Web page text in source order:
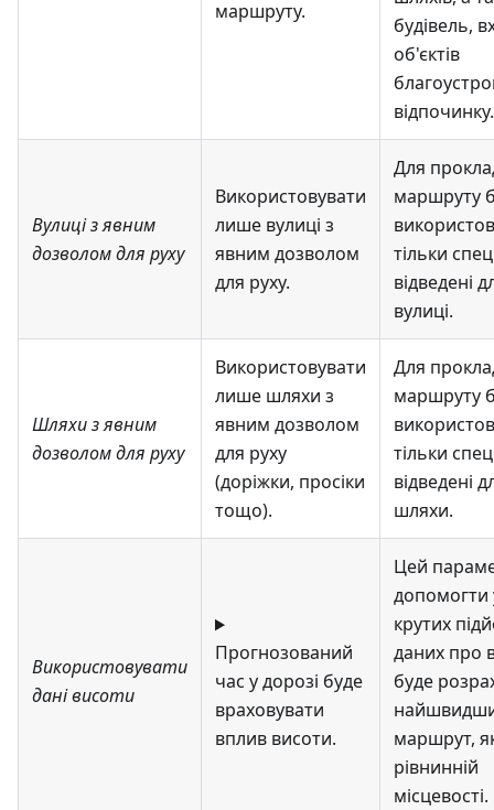
маршруту.
будівель,
об'єктів
відпочинку.
Вулиці з явним
дозволом для руху
Використовувати
лише вулиці з
явним дозволом
для руху.
Для
маршруту
тільки
відведені
вулиці.
Шляхи з явним
дозволом для руху
Використовувати
лише шляхи з
явним дозволом
для руху
(доріжки, просіки
тощо).
Для
маршруту
тільки
відведені
шляхи.
Використовувати
дані висоти
Прогнозований
час у дорозі буде
враховувати
вплив висоти.
Цей
допомогти
крутих
даних про
буде
маршрут,
рівнинній
місцевості.